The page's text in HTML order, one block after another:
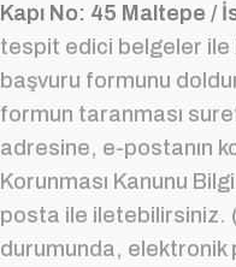
Kapı No: 45 Maltepe /
tespit edici belgeler
başvuru formunu
formun taranması
adresine, e-postanın
Korunması Kanunu
posta ile iletebilirsiniz.
durumunda,